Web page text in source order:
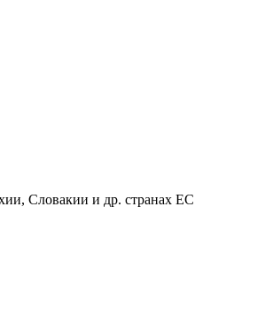
Словакии и др. странах ЕС